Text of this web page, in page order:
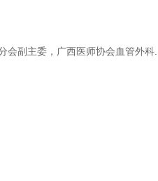
会副主委，广西医师协会血管外科...